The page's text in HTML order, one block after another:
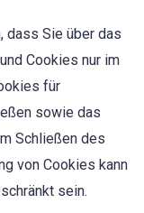
dass Sie über das
Cookies nur im
für
sowie das
Schließen des
von Cookies kann
sein.